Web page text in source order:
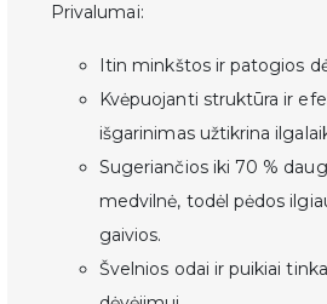
Privalumai:
Itin minkštos ir patogios
Kvėpuojanti struktūra ir
išgarinimas užtikrina
Sugeriančios iki 70 %
medvilnė, todėl pėdos
gaivios.
Švelnios odai ir puikiai
Noriu gauti naujienas ir
Daugiau informacijos apie tai, kaip
rasite mūsų privatumo politikoje.
👉